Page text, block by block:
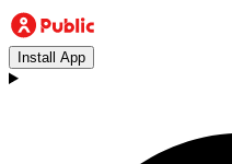
Install App